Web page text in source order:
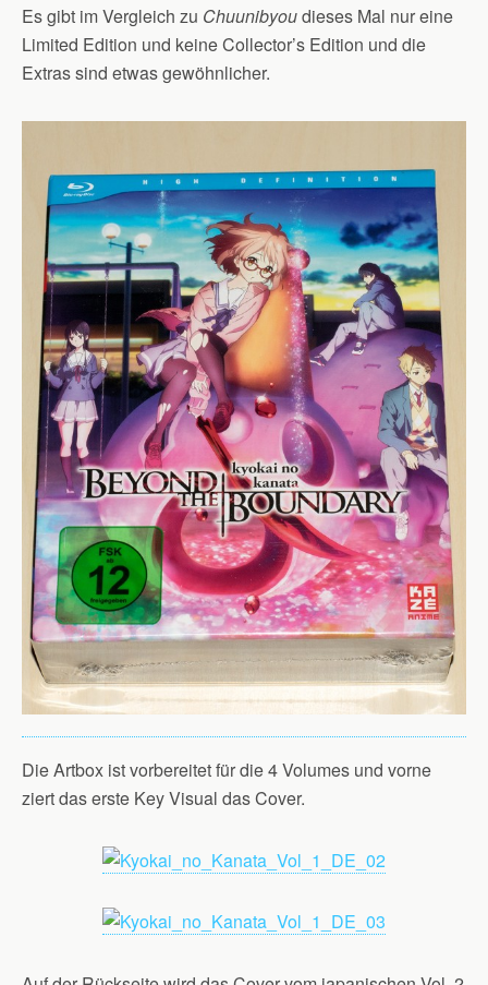
Es gibt im Vergleich zu Chuunibyoudieses Mal nur eine
Limited Edition und keine Collector’s Edition und die
Extras sind etwas gewöhnlicher.
Die Artbox ist vorbereitet für die 4 Volumes und vorne
ziert das erste Key Visual das Cover.